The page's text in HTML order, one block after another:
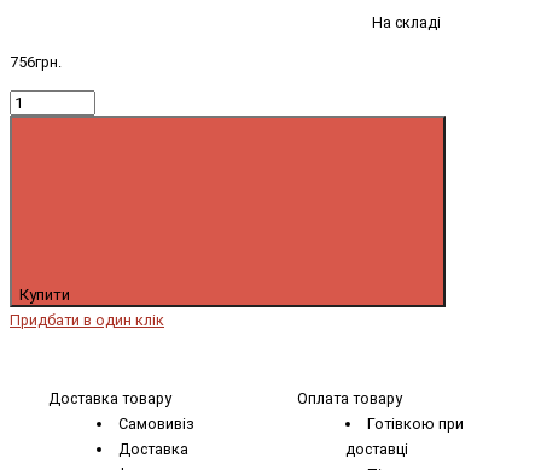
На складі
756грн.
Купити
Придбати в один клік
Доставка товару
Самовивіз
Доставка
Оплата товару
Готівкою при
доставці